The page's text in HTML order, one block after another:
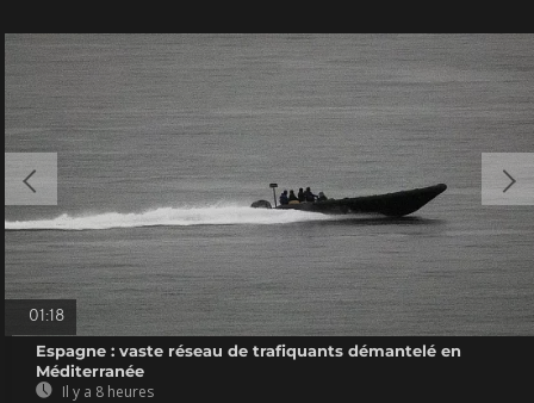
01:18
Espagne : vaste réseau de trafiquants démantelé en
Méditerranée
Il y a 8 heures